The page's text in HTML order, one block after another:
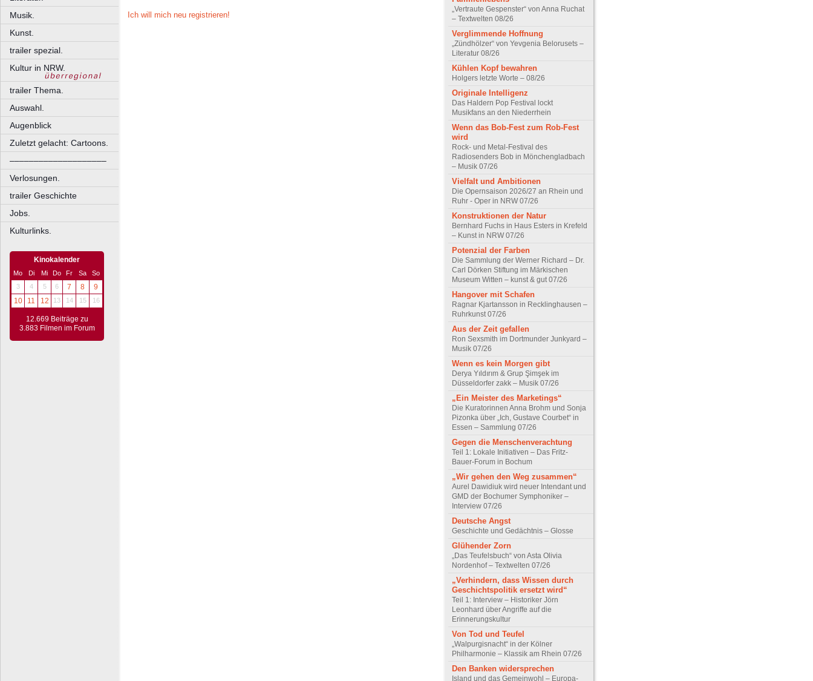
Musik.
Kunst.
trailer spezial.
Kultur in NRW.
trailer Thema.
Auswahl.
Augenblick
Zuletzt gelacht: Cartoons.
––––––––––––––––––––
Verlosungen.
trailer Geschichte
Jobs.
Kulturlinks.
Kinokalender
Mo Di Mi Do Fr Sa
So
3
4 5 6 7 8
9
10
11 12 13 14 15 16
12.669 Beiträge zu
3.883 Filmen im Forum
Ich will mich neu registrieren!
„Vertraute Gespenster“ von Anna Ruchat
– Textwelten 08/26
Verglimmende Hoffnung
„Zündhölzer“ von Yevgenia Belorusets –
Literatur 08/26
Kühlen Kopf bewahren
Holgers letzte Worte – 08/26
Originale Intelligenz
Das Haldern Pop Festival lockt
Musikfans an den Niederrhein
Wenn das Bob-Fest zum Rob-Fest
wird
Rock- und Metal-Festival des
Radiosenders Bob in Mönchengladbach
– Musik 07/26
Vielfalt und Ambitionen
Die Opernsaison 2026/27 an Rhein und
Ruhr - Oper in NRW 07/26
Konstruktionen der Natur
Bernhard Fuchs in Haus Esters in Krefeld
– Kunst in NRW 07/26
Potenzial der Farben
Die Sammlung der Werner Richard – Dr.
Carl Dörken Stiftung im Märkischen
Museum Witten – kunst & gut 07/26
Hangover mit Schafen
Ragnar Kjartansson in Recklinghausen –
Ruhrkunst 07/26
Aus der Zeit gefallen
Ron Sexsmith im Dortmunder Junkyard –
Musik 07/26
Wenn es kein Morgen gibt
Derya Yıldırım & Grup Şimşek im
Düsseldorfer zakk – Musik 07/26
„Ein Meister des Marketings“
Die Kuratorinnen Anna Brohm und Sonja
Pizonka über „Ich, Gustave Courbet“ in
Essen – Sammlung 07/26
Gegen die Menschenverachtung
Teil 1: Lokale Initiativen – Das Fritz-
Bauer-Forum in Bochum
„Wir gehen den Weg zusammen“
Aurel Dawidiuk wird neuer Intendant und
GMD der Bochumer Symphoniker –
Interview 07/26
Deutsche Angst
Geschichte und Gedächtnis – Glosse
Glühender Zorn
„Das Teufelsbuch“ von Asta Olivia
Nordenhof – Textwelten 07/26
„Verhindern, dass Wissen durch
Geschichtspolitik ersetzt wird“
Teil 1: Interview – Historiker Jörn
Leonhard über Angriffe auf die
Erinnerungskultur
Von Tod und Teufel
„Walpurgisnacht“ in der Kölner
Philharmonie – Klassik am Rhein 07/26
Den Banken widersprechen
Island und das Gemeinwohl – Europa-